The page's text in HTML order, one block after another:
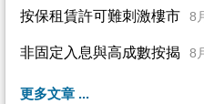
按保租賃許可難刺激樓市 8
非固定入息與高成數按揭 8
更多文章 ...